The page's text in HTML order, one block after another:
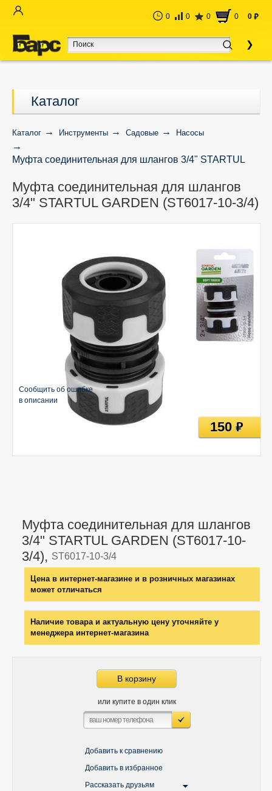
0 0 0 0 0 руб
Каталог
Каталог Инструменты Садовые Насосы
Муфта соединительная для шлангов 3/4" STARTUL
Муфта соединительная для шлангов
3/4" STARTUL GARDEN (ST6017-10-3/4)
Муфта соединительная для шлангов
3/4" STARTUL GARDEN (ST6017-10-
3/4), ST6017-10-3/4
Цена в интернет-магазине и в розничных магазинах
может отличаться
Наличие товара и актуальную цену уточняйте у
менеджера интернет-магазина
В корзину
или купите в один клик
Добавить к сравнению
Добавить в избранное
Рассказать друзьям
Сообщить об ошибке
в описании
150руб